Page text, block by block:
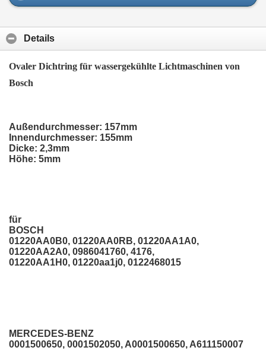
Details
Ovaler Dichtring für wassergekühlte Lichtmaschinen von
Bosch
Außendurchmesser: 157mm
Innendurchmesser: 155mm
Dicke: 2,3mm
Höhe: 5mm
für
BOSCH
01220AA0B0, 01220AA0RB, 01220AA1A0,
01220AA2A0, 0986041760, 4176,
01220AA1H0, 01220aa1j0, 0122468015
MERCEDES-BENZ
0001500650, 0001502050, A0001500650, A611150007